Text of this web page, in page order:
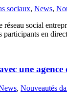
sociaux, News,
social
participants en
une
, Nouveautés